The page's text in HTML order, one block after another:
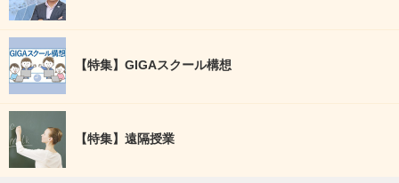
【特集】GIGAスクール構想
【特集】遠隔授業